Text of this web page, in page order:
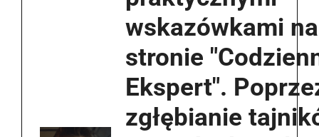
wskazówkami na
stronie
Ekspert".
zgłębianie